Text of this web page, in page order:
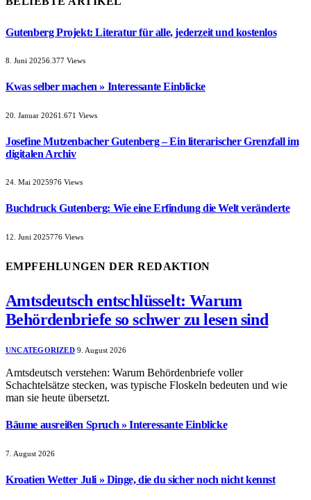
Gutenberg Projekt: Literatur für alle, jederzeit und kostenlos
8. Juni 20256.377 Views
Kwas selber machen » Interessante Einblicke
20. Januar 20261.671 Views
Josefine Mutzenbacher Gutenberg – Ein literarischer Grenzfall im
digitalen Archiv
24. Mai 2025976 Views
Buchdruck Gutenberg: Wie eine Erfindung die Welt veränderte
12. Juni 2025776 Views
EMPFEHLUNGEN DER REDAKTION
Amtsdeutsch entschlüsselt: Warum
Behördenbriefe so schwer zu lesen sind
UNCATEGORIZED 9. August 2026
Amtsdeutsch verstehen: Warum Behördenbriefe voller
Schachtelsätze stecken, was typische Floskeln bedeuten und wie
man sie heute übersetzt.
Bäume ausreißen Spruch » Interessante Einblicke
7. August 2026
Kroatien Wetter Juli » Dinge, die du sicher noch nicht kennst